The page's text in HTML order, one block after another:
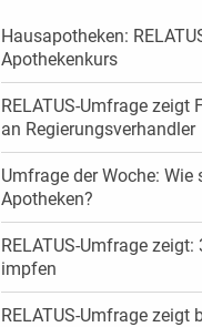
Hausapotheken:
Apothekenkurs
RELATUS-Umfrage zeigt
an Regierungsverhandler
Umfrage der Woche:
Apotheken?
RELATUS-Umfrage
impfen
RELATUS-Umfrage zeigt